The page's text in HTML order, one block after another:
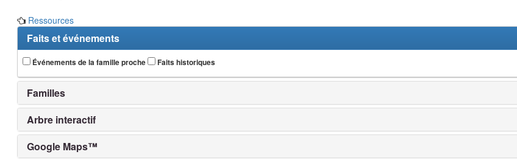
Ressources
Faits et événements
Événements de la famille proche Faits historiques
Familles
Arbre interactif
Google Maps™